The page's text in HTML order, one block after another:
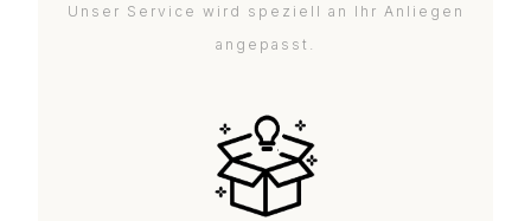
Unser Service wird speziell an Ihr Anliegen
angepasst.